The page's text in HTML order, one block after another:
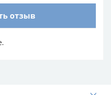
отзыв